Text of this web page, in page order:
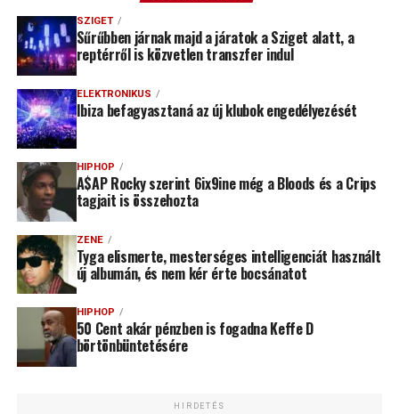
SZIGET
Sűrűbben járnak majd a járatok a Sziget alatt, a
reptérről is közvetlen transzfer indul
ELEKTRONIKUS
Ibiza befagyasztaná az új klubok engedélyezését
HIPHOP
A$AP Rocky szerint 6ix9ine még a Bloods és a Crips
tagjait is összehozta
ZENE
Tyga elismerte, mesterséges intelligenciát használt
új albumán, és nem kér érte bocsánatot
HIPHOP
50 Cent akár pénzben is fogadna Keffe D
börtönbüntetésére
HIRDETÉS